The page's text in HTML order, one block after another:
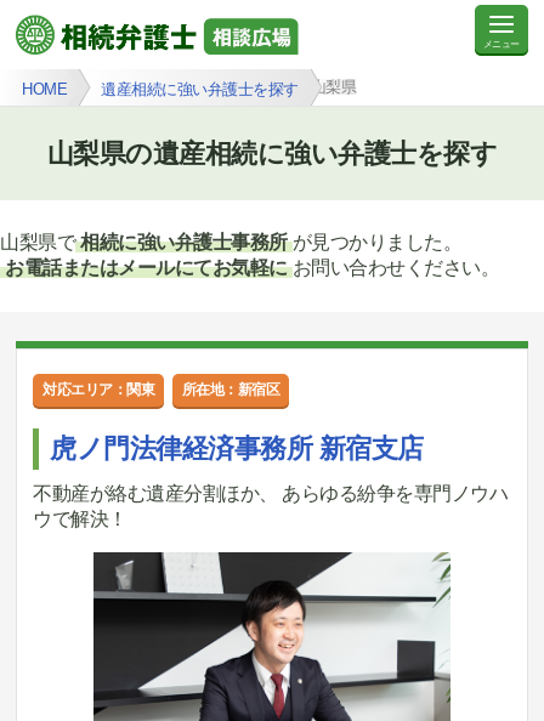
HOME 遺産相続に強い弁護士を探す 山梨県
山梨県の遺産相続に強い弁護士を探す
山梨県で 相続に強い弁護士事務所 が見つかりました。
お電話またはメールにてお気軽に お問い合わせください。
対応エリア：関東 所在地：新宿区
虎ノ門法律経済事務所 新宿支店
不動産が絡む遺産分割ほか、 あらゆる紛争を専門ノウハ
ウで解決！